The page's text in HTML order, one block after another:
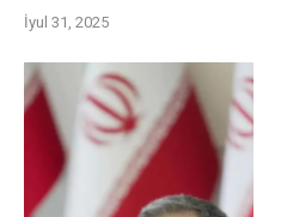
İyul 31, 2025